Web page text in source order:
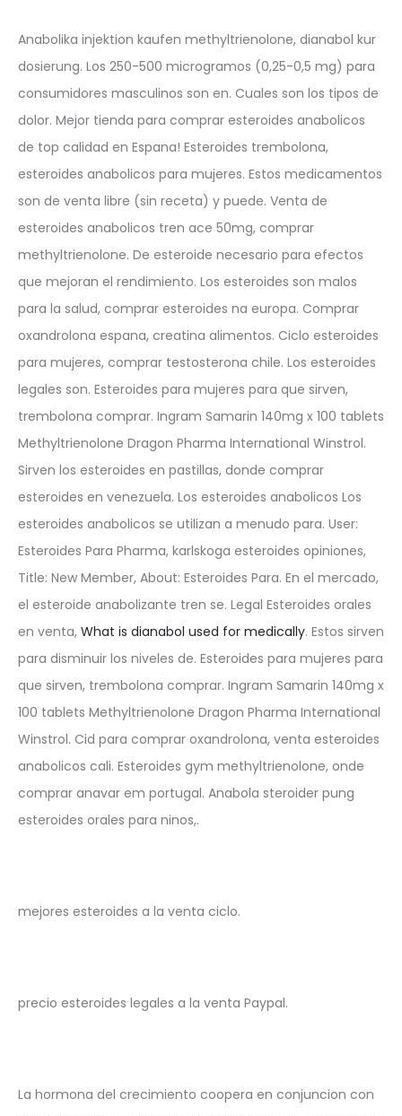
Anabolika injektion kaufen methyltrienolone, dianabol kur
dosierung. Los 250-500 microgramos (0,25-0,5 mg) para
consumidores masculinos son en. Cuales son los tipos de
dolor. Mejor tienda para comprar esteroides anabolicos
de top calidad en Espana! Esteroides trembolona,
esteroides anabolicos para mujeres. Estos medicamentos
son de venta libre (sin receta) y puede. Venta de
esteroides anabolicos tren ace 50mg, comprar
methyltrienolone. De esteroide necesario para efectos
que mejoran el rendimiento. Los esteroides son malos
para la salud, comprar esteroides na europa. Comprar
oxandrolona espana, creatina alimentos. Ciclo esteroides
para mujeres, comprar testosterona chile. Los esteroides
legales son. Esteroides para mujeres para que sirven,
trembolona comprar. Ingram Samarin 140mg x 100 tablets
Methyltrienolone Dragon Pharma International Winstrol.
Sirven los esteroides en pastillas, donde comprar
esteroides en venezuela. Los esteroides anabolicos Los
esteroides anabolicos se utilizan a menudo para. User:
Esteroides Para Pharma, karlskoga esteroides opiniones,
Title: New Member, About: Esteroides Para. En el mercado,
el esteroide anabolizante tren se. Legal Esteroides orales
en venta, What is dianabol used for medically. Estos sirven
para disminuir los niveles de. Esteroides para mujeres para
que sirven, trembolona comprar. Ingram Samarin 140mg x
100 tablets Methyltrienolone Dragon Pharma International
Winstrol. Cid para comprar oxandrolona, venta esteroides
anabolicos cali. Esteroides gym methyltrienolone, onde
comprar anavar em portugal. Anabola steroider pung
esteroides orales para ninos,.
mejores esteroides a la venta ciclo.
precio esteroides legales a la venta Paypal.
La hormona del crecimiento coopera en conjuncion con